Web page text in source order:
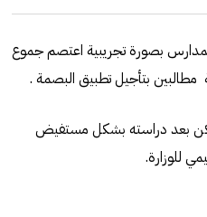
بصورة تجريبية اعتصم جموع
مطالبين بتأجيل تطبيق البصمة .
بعد دراسته بشكل مستفيض
للوزارة.